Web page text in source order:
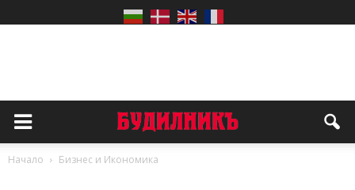
Начало Бизнес и Икономика